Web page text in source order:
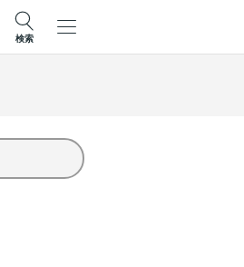
検索